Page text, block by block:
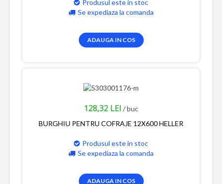
Produsul este in stoc
Se expediaza la comanda
ADAUGA IN COS
128,32 LEI / buc
BURGHIU PENTRU COFRAJE 12X600 HELLER
Produsul este in stoc
Se expediaza la comanda
ADAUGA IN COS